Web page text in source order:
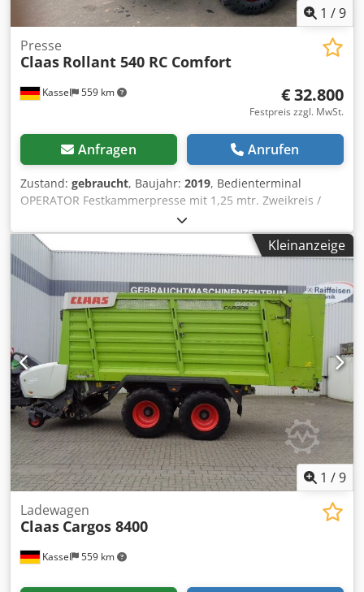
1 /9
Kassel 559 km
Presse
Claas Rollant 540 RC Comfort
€ 32.800
Festpreis zzgl. MwSt.
Anfragen Anrufen
Zustand: gebraucht, Baujahr: 2019, Bedienterminal
OPERATOR Festkammerpresse mit 1,25 mtr. Zweikreis /
Druckluftbremsanlage Bereifung: 500/50 - 17 Pick-up mit
Rollenniederhalter / Eingangsgetriebe mit 1.000 U/m /
Dwsdjtia Dfopfx Ahmea
Kleinanzeige
1 /9
Kassel 559 km
Ladewagen
Claas Cargos 8400